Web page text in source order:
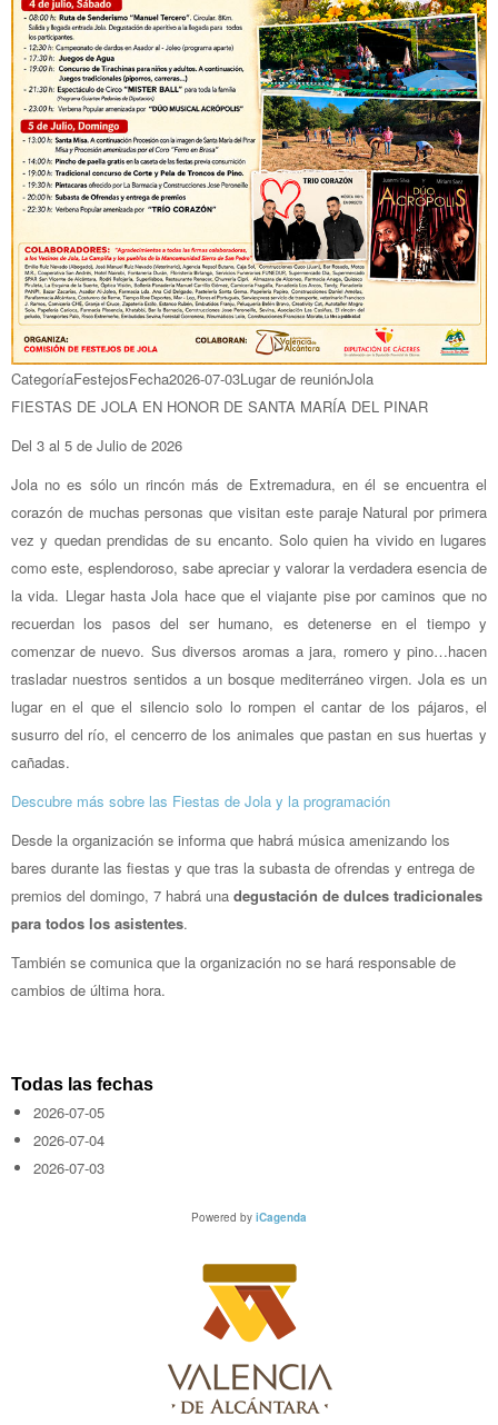
CategoríaFestejosFecha2026-07-03Lugar de reuniónJola
FIESTAS DE JOLA EN HONOR DE SANTA MARÍA DEL PINAR
Del 3 al 5 de Julio de 2026
Jola no es sólo un rincón más de Extremadura, en él se encuentra el
corazón de muchas personas que visitan este paraje Natural por primera
vez y quedan prendidas de su encanto. Solo quien ha vivido en lugares
como este, esplendoroso, sabe apreciar y valorar la verdadera esencia de
la vida. Llegar hasta Jola hace que el viajante pise por caminos que no
recuerdan los pasos del ser humano, es detenerse en el tiempo y
comenzar de nuevo. Sus diversos aromas a jara, romero y pino…hacen
trasladar nuestros sentidos a un bosque mediterráneo virgen. Jola es un
lugar en el que el silencio solo lo rompen el cantar de los pájaros, el
susurro del río, el cencerro de los animales que pastan en sus huertas y
cañadas.
Descubre más sobre las Fiestas de Jola y la programación
Desde la organización se informa que habrá música amenizando los
bares durante las fiestas y que tras la subasta de ofrendas y entrega de
premios del domingo, 7 habrá una degustación de dulces tradicionales
para todos los asistentes.
También se comunica que la organización no se hará responsable de
cambios de última hora.
Todas las fechas
2026-07-05
2026-07-04
2026-07-03
Powered by iCagenda